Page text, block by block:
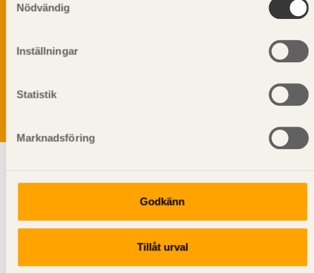
Nödvändig
Inställningar
Statistik
Marknadsföring
Godkänn
Tillåt urval
personuppgifter alltid hanteras på ett ansvarsfullt sätt.